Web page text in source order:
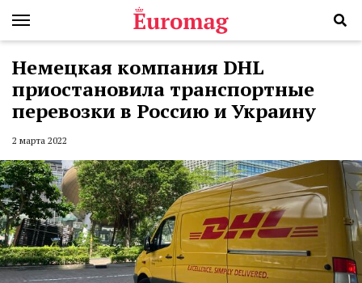
Немецкая компания DHL
приостановила транспортные
перевозки в Россию и Украину
2 марта 2022